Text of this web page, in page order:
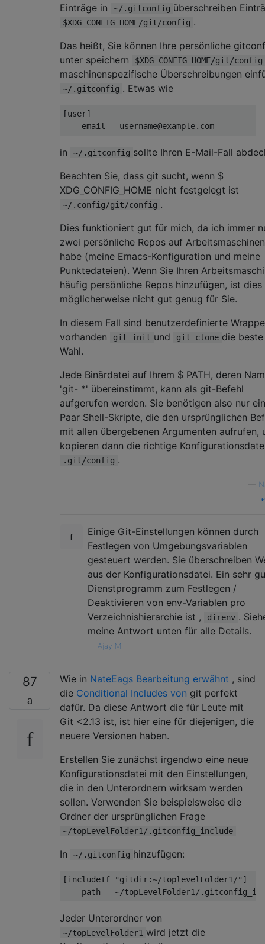
Einträge in ~/.gitconfig überschreiben
$XDG_CONFIG_HOME/git/config .
Das heißt, Sie können Ihre persönliche
unter speichern
$XDG_CONFIG_HOME/git/config
maschinenspezifische Überschreibungen
~/.gitconfig . Etwas wie
[user]
in ~/.gitconfig sollte Ihren E-Mail-Fall
Beachten Sie, dass git sucht, wenn $
XDG_CONFIG_HOME nicht festgelegt ist
~/.config/git/config .
Dies funktioniert gut für mich, da ich immer
zwei persönliche Repos auf Arbeitsmaschinen
habe (meine Emacs-Konfiguration und meine
Punktedateien). Wenn Sie Ihren
häufig persönliche Repos hinzufügen, ist dies
möglicherweise nicht gut genug für Sie.
In diesem Fall sind benutzerdefinierte
vorhanden
git init und git clone die beste
Wahl.
Jede Binärdatei auf Ihrem $ PATH, deren
'git- *' übereinstimmt, kann als git-Befehl
aufgerufen werden. Sie benötigen also nur ein
Paar Shell-Skripte, die den ursprünglichen
mit allen übergebenen Argumenten aufrufen,
kopieren dann die richtige
.git/config .
Einige Git-Einstellungen können durch
Festlegen von Umgebungsvariablen
gesteuert werden. Sie überschreiben
aus der Konfigurationsdatei. Ein sehr
Dienstprogramm zum Festlegen /
Deaktivieren von env-Variablen pro
Verzeichnishierarchie ist ,
direnv .
meine Antwort unten für alle Details.
Ajay M
87 Wie in NateEags Bearbeitung erwähnt , sind
die Conditional Includes von git perfekt
dafür. Da diese Antwort die für Leute mit
Git <2.13 ist, ist hier eine für diejenigen, die
neuere Versionen haben.
Erstellen Sie zunächst irgendwo eine neue
Konfigurationsdatei mit den Einstellungen,
die in den Unterordnern wirksam werden
sollen. Verwenden Sie beispielsweise die
Ordner der ursprünglichen Frage
~/topLevelFolder1/.gitconfig_include
In ~/.gitconfig hinzufügen:
[includeIf "gitdir:~/toplevelFolder1/"]
Jeder Unterordner von
~/topLevelFolder1 wird jetzt die